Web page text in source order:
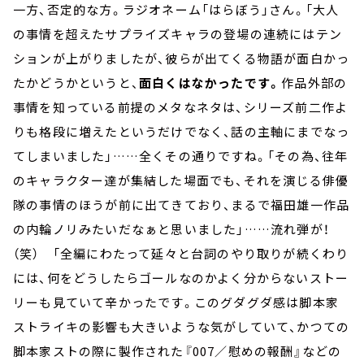
一方、否定的な方。ラジオネーム「はらぼう」さん。「大人
の事情を超えたサプライズキャラの登場の連続にはテン
ションが上がりましたが、彼らが出てくる物語が面白かっ
たかどうかというと、面白くはなかったです。 作品外部の
事情を知っている前提のメタなネタは、シリーズ前二作よ
りも格段に増えたというだけでなく、話の主軸にまでなっ
てしまいました」……全くその通りですね。「その為、往年
のキャラクター達が集結した場面でも、それを演じる俳優
隊の事情のほうが前に出てきており、まるで福田雄一作品
の内輪ノリみたいだなぁと思いました」……流れ弾が！
（笑） 「全編にわたって延々と台詞のやり取りが続くわり
には、何をどうしたらゴールなのかよく分からないストー
リーも見ていて辛かったです。このグダグダ感は脚本家
ストライキの影響も大きいような気がしていて、かつての
脚本家ストの際に製作された『007／慰めの報酬』などの